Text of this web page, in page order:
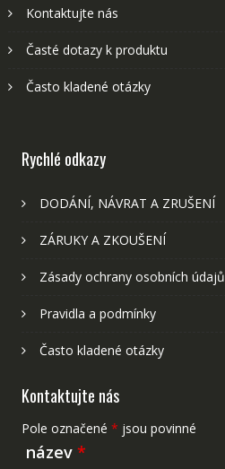
Kontaktujte nás
Časté dotazy k produktu
Často kladené otázky
Rychlé odkazy
DODÁNÍ, NÁVRAT A ZRUŠENÍ
ZÁRUKY A ZKOUŠENÍ
Zásady ochrany osobních údajů
Pravidla a podmínky
Často kladené otázky
Kontaktujte nás
Pole označené * jsou povinné
název *